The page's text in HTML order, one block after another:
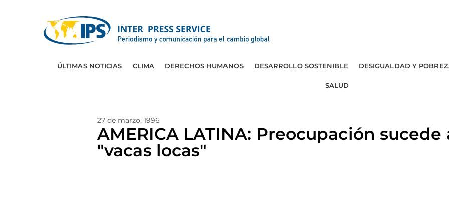
ÚLTIMAS NOTICIAS CLIMA DERECHOS HUMANOS DESARROLLO SOSTENIBLE DESIGUALDAD Y
SALUD
27 de marzo, 1996
AMERICA LATINA: Preocupación
"vacas locas"